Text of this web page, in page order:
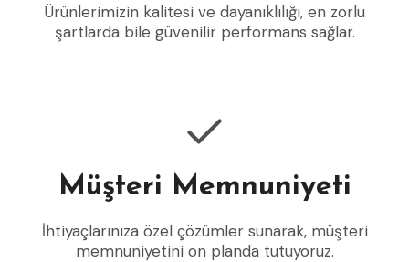
Ürünlerimizin kalitesi ve dayanıklılığı, en zorlu
şartlarda bile güvenilir performans sağlar.
Müşteri Memnuniyeti
İhtiyaçlarınıza özel çözümler sunarak, müşteri
memnuniyetini ön planda tutuyoruz.